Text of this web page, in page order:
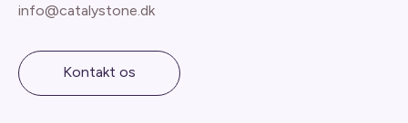
info@catalystone.dk
Kontakt os